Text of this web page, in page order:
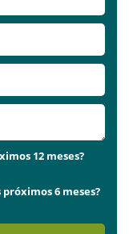
12 meses?
6 meses?